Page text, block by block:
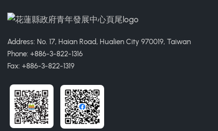
Address: No. 17, Haian Road, Hualien City 970019, Taiwan
Phone: +886-3-822-1316
Fax: +886-3-822-1319